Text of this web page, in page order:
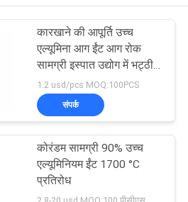
आग रोक ईंट
आग रोक
87
कारखाने की आपूर्ति उच्च
एल्यूमिना आग ईंट आग रोक
सामग्री इस्पात उद्योग में भट्ठी
अस्तर के लिए ईंट
1.2 usd/pcs MOQ:100PCS
संपर्क
कोरंडम सामग्री 90% उच्च
एल्यूमिनियम ईंट 1700 °C
प्रतिरोध